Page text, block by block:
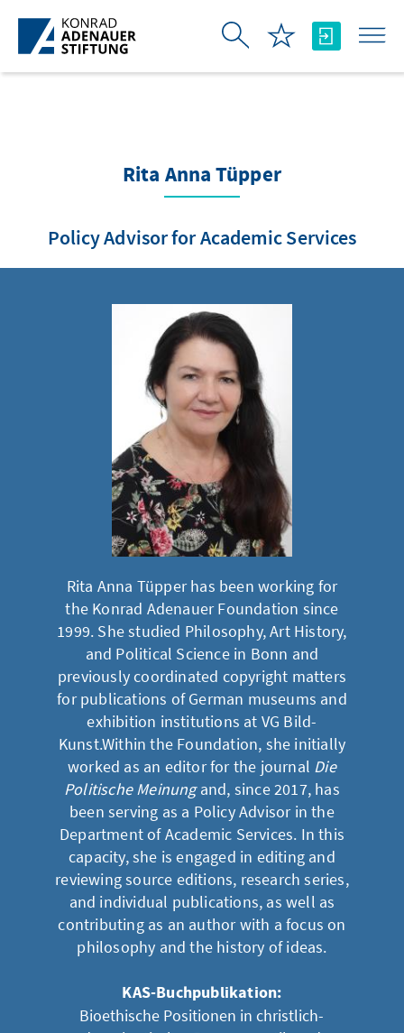
Skip to Main Content
Rita Anna Tüpper
Policy Advisor for Academic Services
Rita Anna Tüpper has been working for
the Konrad Adenauer Foundation since
1999. She studied Philosophy, Art History,
and Political Science in Bonn and
previously coordinated copyright matters
for publications of German museums and
exhibition institutions at VG Bild-
Kunst.Within the Foundation, she initially
worked as an editor for the journal Die
Politische Meinungand, since 2017, has
been serving as a Policy Advisor in the
Department of Academic Services. In this
capacity, she is engaged in editing and
reviewing source editions, research series,
and individual publications, as well as
contributing as an author with a focus on
philosophy and the history of ideas.
KAS-Buchpublikation:
Bioethische Positionen in christlich-